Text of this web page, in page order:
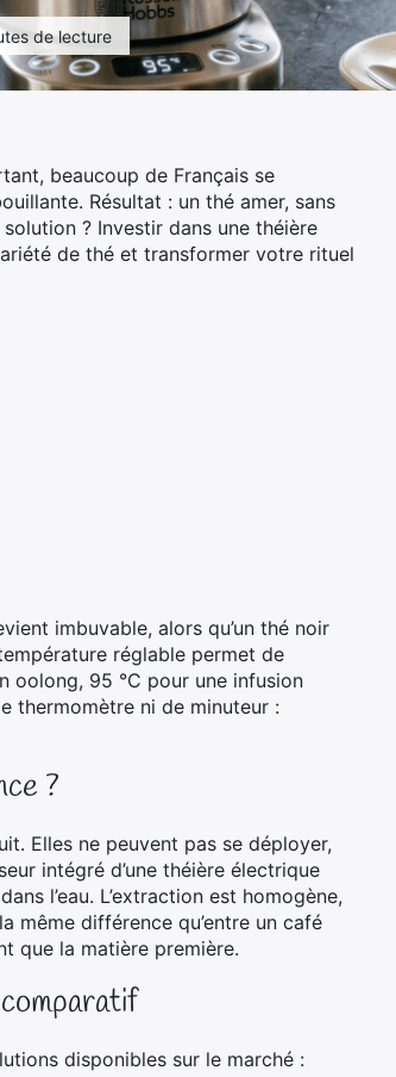
de lecture
beaucoup de Français se
Résultat : un thé amer, sans
? Investir dans une théière
de thé et transformer votre rituel
imbuvable, alors qu’un thé noir
réglable permet de
oolong, 95 °C pour une infusion
thermomètre ni de minuteur :
?
Elles ne peuvent pas se déployer,
intégré d’une théière électrique
l’eau. L’extraction est homogène,
même différence qu’entre un café
que la matière première.
disponibles sur le marché :